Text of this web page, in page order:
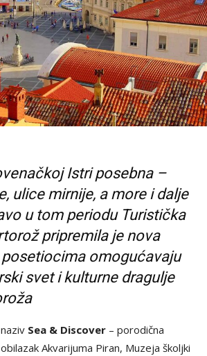
Istri posebna –
ulice mirnije, a more i dalje
u tom periodu Turistička
pripremila je nova
omogućavaju
svet i kulturne dragulje
Sea & Discover – porodična
Akvarijuma Piran, Muzeja školjki